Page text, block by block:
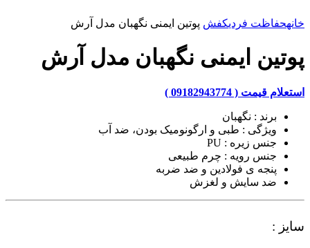
خانهحفاظت فردیکفش پوتین ایمنی نگهبان مدل آرش
پوتین ایمنی نگهبان مدل آرش
استعلام قیمت ( 09182943774 )
برند : نگهبان
ویژگی : طبی و ارگونومیک بودن، ضد آب
جنس زیره : PU
جنس رویه : چرم طبیعی
پنجه ی فولادین و ضد ضربه
ضد سایش و لغزش
سایز :